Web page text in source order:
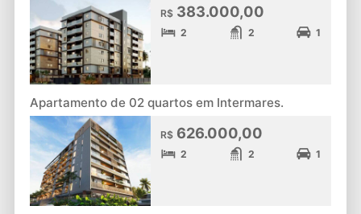
R$383.000,00
2 2 1
Apartamento de 02 quartos em Intermares.
R$626.000,00
2 2 1